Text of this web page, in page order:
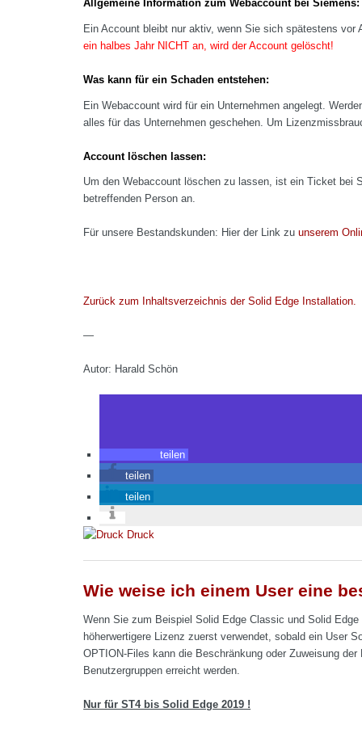
Allgemeine Information zum Webaccount bei Siemens:
Ein Account bleibt nur aktiv, wenn Sie sich spätestens
ein halbes Jahr NICHT an, wird der Account gelöscht!
Was kann für ein Schaden entstehen:
Ein Webaccount wird für ein Unternehmen angelegt.
alles für das Unternehmen geschehen. Um
Account löschen lassen:
Um den Webaccount löschen zu lassen, ist ein Ticket bei
betreffenden Person an.
Für unsere Bestandskunden: Hier der Link zuunserem
Zurück zum Inhaltsverzeichnis der Solid Edge Installation.
—
Autor: Harald Schön
teilen
teilen
teilen
Druck
Wie weise ich einem User eine
Wenn Sie zum Beispiel Solid Edge Classic und Solid
höherwertigere Lizenz zuerst verwendet, sobald ein User
OPTION-Files kann die Beschränkung oder Zuweisung
Benutzergruppen erreicht werden.
Nur für ST4 bis Solid Edge 2019 !